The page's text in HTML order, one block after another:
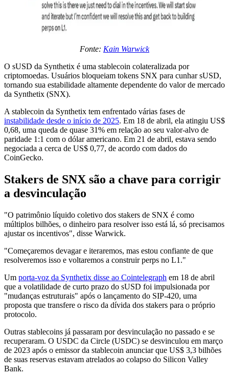
Fonte: Kain Warwick
O sUSD da Synthetix é uma stablecoin colateralizada por
criptomoedas. Usuários bloqueiam tokens SNX para cunhar sUSD,
tornando sua estabilidade altamente dependente do valor de mercado
da Synthetix (SNX).
A stablecoin da Synthetix tem enfrentado várias fases de
instabilidade desde o início de 2025. Em 18 de abril, ela atingiu US$
0,68, uma queda de quase 31% em relação ao seu valor-alvo de
paridade 1:1 com o dólar americano. Em 21 de abril, estava sendo
negociada a cerca de US$ 0,77, de acordo com dados do
CoinGecko.
Stakers de SNX são a chave para corrigir
a desvinculação
"O patrimônio líquido coletivo dos stakers de SNX é como
múltiplos bilhões, o dinheiro para resolver isso está lá, só precisamos
ajustar os incentivos", disse Warwick.
"Começaremos devagar e iteraremos, mas estou confiante de que
resolveremos isso e voltaremos a construir perps no L1."
Um porta-voz da Synthetix disse ao Cointelegraph em 18 de abril
que a volatilidade de curto prazo do sUSD foi impulsionada por
"mudanças estruturais" após o lançamento do SIP-420, uma
proposta que transfere o risco da dívida dos stakers para o próprio
protocolo.
Outras stablecoins já passaram por desvinculação no passado e se
recuperaram. O USDC da Circle (USDC) se desvinculou em março
de 2023 após o emissor da stablecoin anunciar que US$ 3,3 bilhões
de suas reservas estavam atrelados ao colapso do Silicon Valley
Bank.